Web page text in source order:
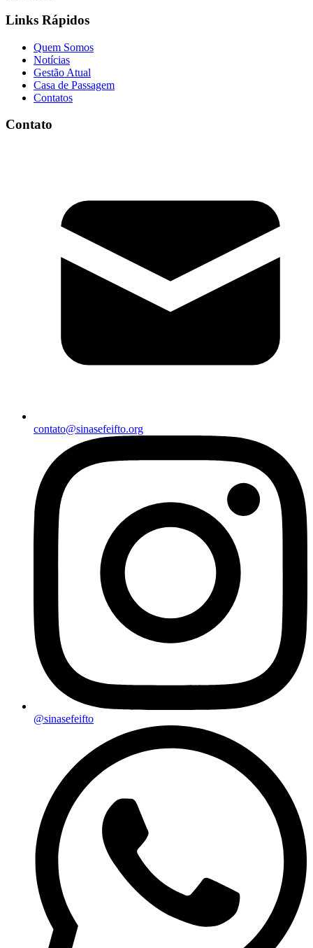
Links Rápidos
Quem Somos
Notícias
Gestão Atual
Casa de Passagem
Contatos
Contato
contato@sinasefeifto.org
@sinasefeifto